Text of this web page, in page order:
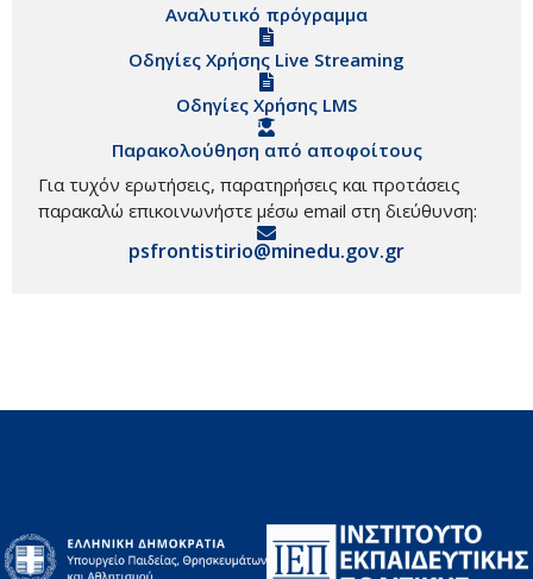
Αναλυτικό πρόγραμμα
Οδηγίες Χρήσης Live Streaming
Οδηγίες Χρήσης LMS
Παρακολούθηση από αποφοίτους
Για τυχόν ερωτήσεις, παρατηρήσεις και προτάσεις
παρακαλώ επικοινωνήστε μέσω email στη διεύθυνση:
psfrontistirio@minedu.gov.gr